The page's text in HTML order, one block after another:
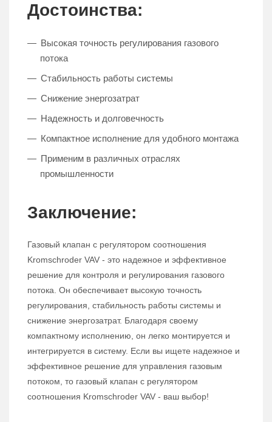
Достоинства:
Высокая точность регулирования газового
потока
Стабильность работы системы
Снижение энергозатрат
Надежность и долговечность
Компактное исполнение для удобного монтажа
Применим в различных отраслях
промышленности
Заключение:
Газовый клапан с регулятором соотношения
Kromschroder VAV - это надежное и эффективное
решение для контроля и регулирования газового
потока. Он обеспечивает высокую точность
регулирования, стабильность работы системы и
снижение энергозатрат. Благодаря своему
компактному исполнению, он легко монтируется и
интегрируется в систему. Если вы ищете надежное и
эффективное решение для управления газовым
потоком, то газовый клапан с регулятором
соотношения Kromschroder VAV - ваш выбор!